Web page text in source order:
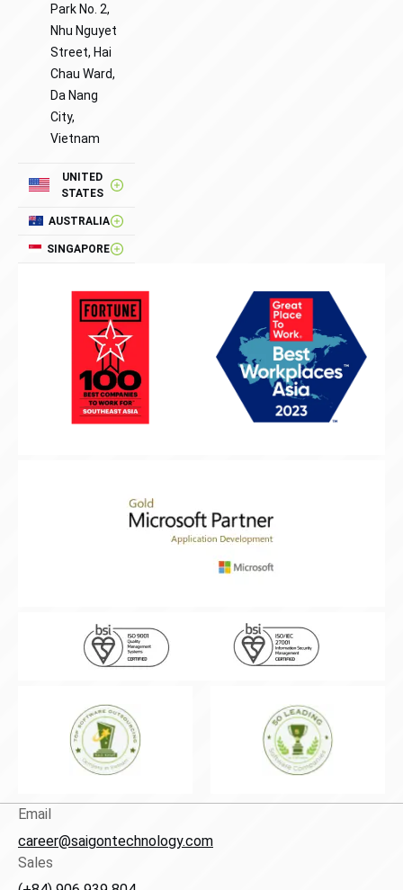
Park No. 2,
Nhu Nguyet
Street, Hai
Chau Ward,
Da Nang
City,
Vietnam
UNITED
STATES
AUSTRALIA
SINGAPORE
Email
career@saigontechnology.com
Sales